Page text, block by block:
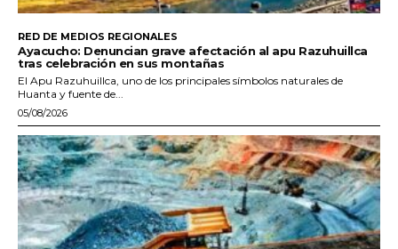
RED DE MEDIOS REGIONALES
Ayacucho: Denuncian grave afectación al apu Razuhuillca
tras celebración en sus montañas
El Apu Razuhuillca, uno de los principales símbolos naturales de
Huanta y fuente de...
05/08/2026